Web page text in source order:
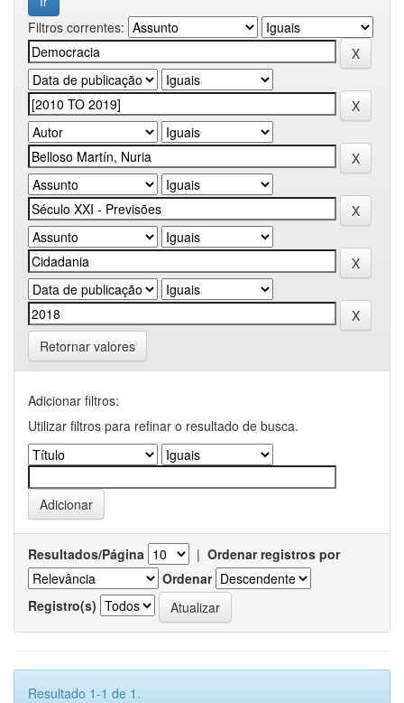
Filtros correntes:
Retornar valores
Adicionar filtros:
Utilizar filtros para refinar o resultado de busca.
Resultados/Página | Ordenar registros por
Ordenar
Registro(s)
Resultado 1-1 de 1.